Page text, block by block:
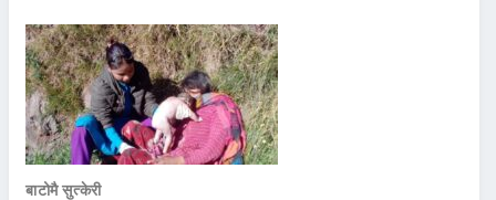
बाटोमै सुत्केरी